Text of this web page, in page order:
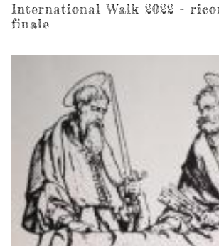
International Walk 2022 -
finale